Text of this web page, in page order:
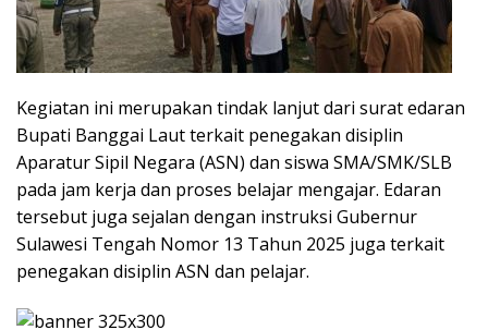
Kegiatan ini merupakan tindak lanjut dari surat edaran
Bupati Banggai Laut terkait penegakan disiplin
Aparatur Sipil Negara (ASN) dan siswa SMA/SMK/SLB
pada jam kerja dan proses belajar mengajar. Edaran
tersebut juga sejalan dengan instruksi Gubernur
Sulawesi Tengah Nomor 13 Tahun 2025 juga terkait
penegakan disiplin ASN dan pelajar.